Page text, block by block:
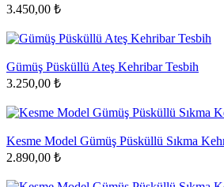
3.450,00 ₺
Gümüş Püsküllü Ateş Kehribar Tesbih
3.250,00 ₺
Kesme Model Gümüş Püsküllü Sıkma
2.890,00 ₺